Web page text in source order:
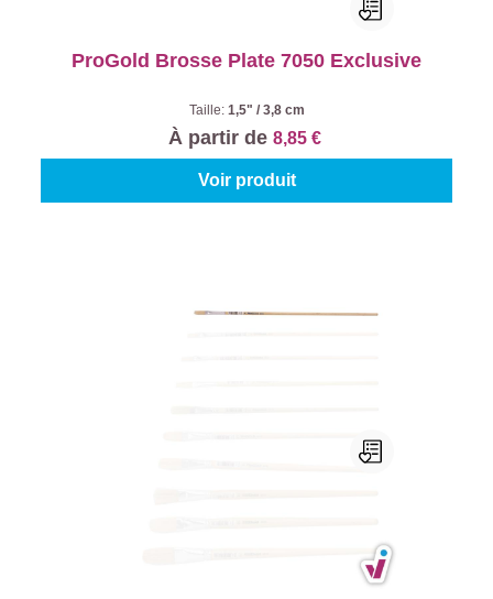
ProGold Brosse Plate 7050 Exclusive
Taille: 1,5" / 3,8 cm
À partir de 8,85 €
Voir produit